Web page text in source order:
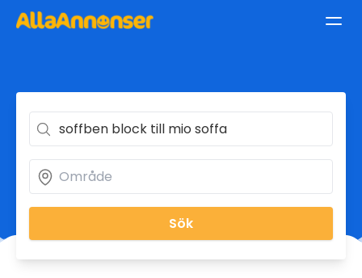
Sök